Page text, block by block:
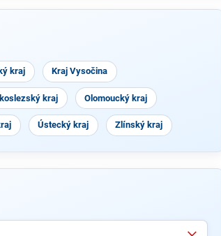
- STOP
ká strana
kraj Kraj Vysočina
kraj Olomoucký kraj
Ústecký kraj Zlínský kraj